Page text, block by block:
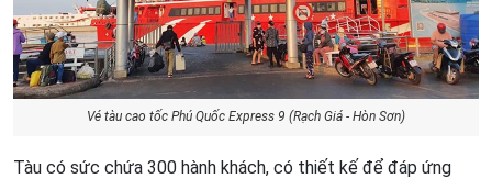
Vé tàu cao tốc Phú Quốc Express 9 (Rạch Giá - Hòn Sơn)
Tàu có sức chứa 300 hành khách, có thiết kế để đáp ứng